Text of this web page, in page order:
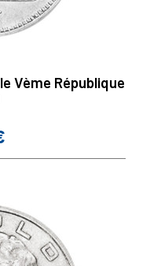
Vème République